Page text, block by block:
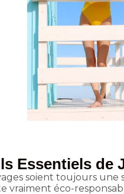
Essentiels de
soient toujours
vraiment éco-